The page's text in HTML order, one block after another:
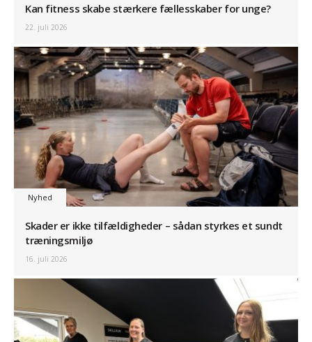
Kan fitness skabe stærkere fællesskaber for unge?
22. juli 2026
Nyhed
Skader er ikke tilfældigheder – sådan styrkes et sundt
træningsmiljø
16. juli 2026